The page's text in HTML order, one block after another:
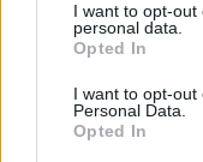
not limited to your
grant or deny
use your data for
consent section.
I want to opt-
personal data.
Opted In
I want to opt-out
Personal Data.
Opted In
partita